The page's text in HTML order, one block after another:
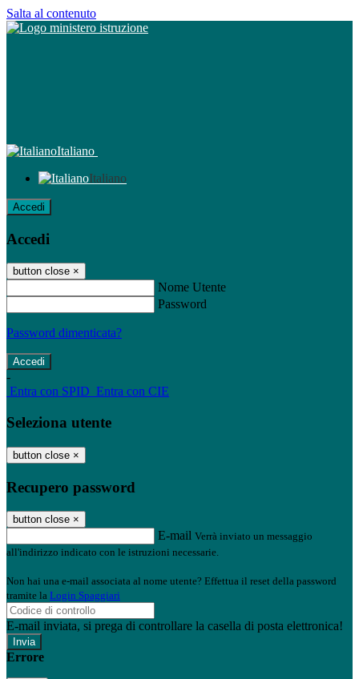
Salta al contenuto
Italiano
Italiano
Accedi
Accedi
button close ×
Nome Utente
Password
Password dimenticata?
-
Entra con SPID Entra con CIE
Seleziona utente
button close ×
Recupero password
button close ×
E-mail Verrà inviato un messaggio
all'indirizzo indicato con le istruzioni necessarie.
Non hai una e-mail associata al nome utente? Effettua il reset della password
tramite la Login Spaggiari
E-mail inviata, si prega di controllare la casella di posta elettronica!
Errore